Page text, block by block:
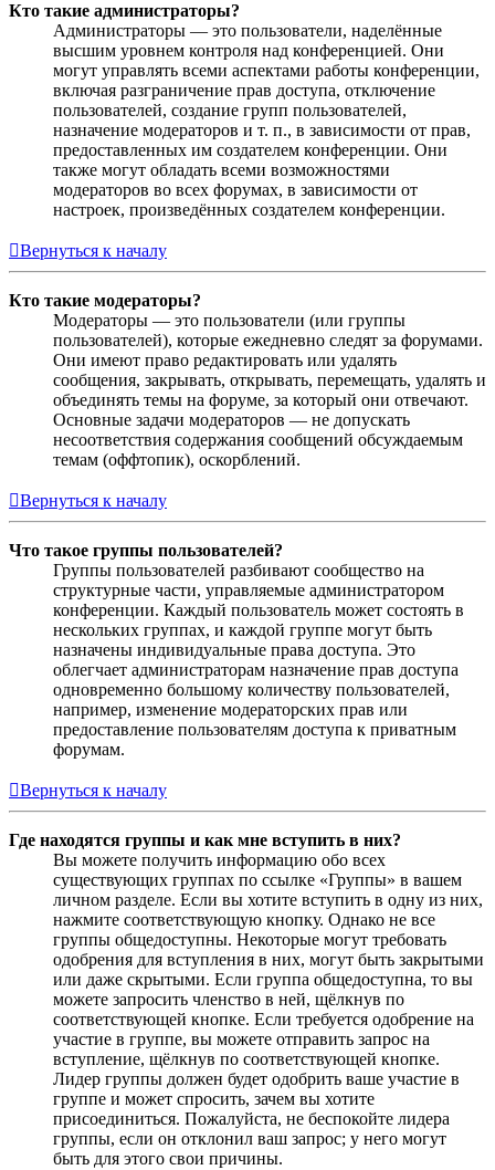
Кто такие администраторы?
Администраторы — это пользователи, наделённые
высшим уровнем контроля над конференцией. Они
могут управлять всеми аспектами работы конференции,
включая разграничение прав доступа, отключение
пользователей, создание групп пользователей,
назначение модераторов и т. п., в зависимости от прав,
предоставленных им создателем конференции. Они
также могут обладать всеми возможностями
модераторов во всех форумах, в зависимости от
настроек, произведённых создателем конференции.
Вернуться к началу
Кто такие модераторы?
Модераторы — это пользователи (или группы
пользователей), которые ежедневно следят за форумами.
Они имеют право редактировать или удалять
сообщения, закрывать, открывать, перемещать, удалять и
объединять темы на форуме, за который они отвечают.
Основные задачи модераторов — не допускать
несоответствия содержания сообщений обсуждаемым
темам (оффтопик), оскорблений.
Вернуться к началу
Что такое группы пользователей?
Группы пользователей разбивают сообщество на
структурные части, управляемые администратором
конференции. Каждый пользователь может состоять в
нескольких группах, и каждой группе могут быть
назначены индивидуальные права доступа. Это
облегчает администраторам назначение прав доступа
одновременно большому количеству пользователей,
например, изменение модераторских прав или
предоставление пользователям доступа к приватным
форумам.
Вернуться к началу
Где находятся группы и как мне вступить в них?
Вы можете получить информацию обо всех
существующих группах по ссылке «Группы» в вашем
личном разделе. Если вы хотите вступить в одну из них,
нажмите соответствующую кнопку. Однако не все
группы общедоступны. Некоторые могут требовать
одобрения для вступления в них, могут быть закрытыми
или даже скрытыми. Если группа общедоступна, то вы
можете запросить членство в ней, щёлкнув по
соответствующей кнопке. Если требуется одобрение на
участие в группе, вы можете отправить запрос на
вступление, щёлкнув по соответствующей кнопке.
Лидер группы должен будет одобрить ваше участие в
группе и может спросить, зачем вы хотите
присоединиться. Пожалуйста, не беспокойте лидера
группы, если он отклонил ваш запрос; у него могут
быть для этого свои причины.